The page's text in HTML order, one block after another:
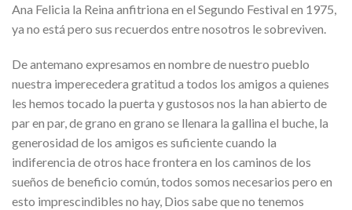
Ana Felicia la Reina anfitriona en el Segundo Festival en 1975,
ya no está pero sus recuerdos entre nosotros le sobreviven.
De antemano expresamos en nombre de nuestro pueblo
nuestra imperecedera gratitud a todos los amigos a quienes
les hemos tocado la puerta y gustosos nos la han abierto de
par en par, de grano en grano se llenara la gallina el buche, la
generosidad de los amigos es suficiente cuando la
indiferencia de otros hace frontera en los caminos de los
sueños de beneficio común, todos somos necesarios pero en
esto imprescindibles no hay, Dios sabe que no tenemos